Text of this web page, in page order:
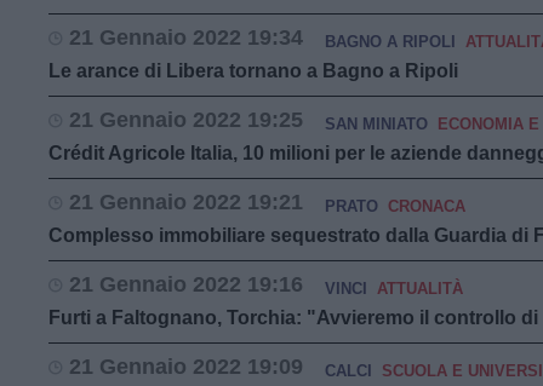
21 Gennaio 2022 19:34 BAGNO A RIPOLI
Le arance di Libera tornano a Bagno a Ripoli
21 Gennaio 2022 19:25 SAN MINIATO ECONOMIA
Crédit Agricole Italia, 10 milioni per le aziende
21 Gennaio 2022 19:21 PRATO CRONACA
Complesso immobiliare sequestrato dalla Guardia di
21 Gennaio 2022 19:16 VINCI ATTUALITÀ
Furti a Faltognano, Torchia: "Avvieremo il controllo
21 Gennaio 2022 19:09 CALCI SCUOLA E